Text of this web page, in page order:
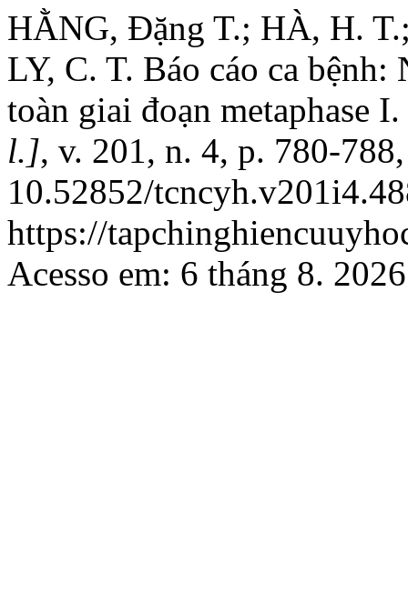
HẰNG, Đặng T.; HÀ, H.
LY, C. T. Báo cáo ca
toàn giai đoạn metaphase I.
l.], v. 201, n. 4, p. 780-
10.52852/
https://
Acesso em: 6 tháng 8.